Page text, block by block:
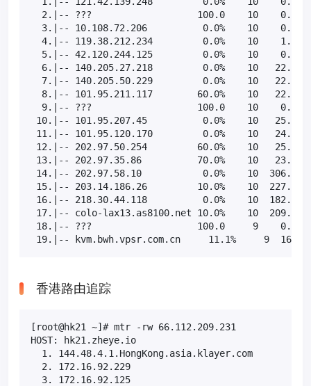
2.|-- ???                   100.0    10    0.0
3.|-- 10.108.72.206          0.0%    10    0.7
4.|-- 119.38.212.234         0.0%    10    1.1
5.|-- 42.120.244.125         0.0%    10    0.6
6.|-- 140.205.27.218         0.0%    10   22.8
7.|-- 140.205.50.229         0.0%    10   22.8
8.|-- 101.95.211.117        60.0%    10   22.9
9.|-- ???                   100.0    10    0.0
10.|-- 101.95.207.45          0.0%    10   25.8
11.|-- 101.95.120.170         0.0%    10   24.4
12.|-- 202.97.50.254         60.0%    10   25.5
13.|-- 202.97.35.86          70.0%    10   23.9
14.|-- 202.97.58.10           0.0%    10  306.7
15.|-- 203.14.186.26         10.0%    10  227.1
16.|-- 218.30.44.118          0.0%    10  182.4
17.|-- colo-lax13.as8100.net 10.0%    10  209.6
18.|-- ???                   100.0     9    0.0
19.|-- kvm.bwh.vpsr.com.cn     11.1%     9
香港路由追踪
[root@hk21 ~]# mtr -rw 66.112.209.231
HOST: hk21.zheye.io
1. 144.48.4.1.HongKong.asia.klayer.com
2. 172.16.92.229
3. 172.16.92.125